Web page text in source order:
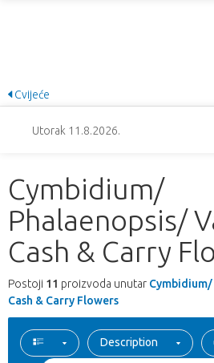
Cvijeće
Utorak 11.8.2026.
Cymbidium/
Phalaenopsis/
Cash & Carry
Postoji 11 proizvoda unutar
Cash & Carry Flowers
Description